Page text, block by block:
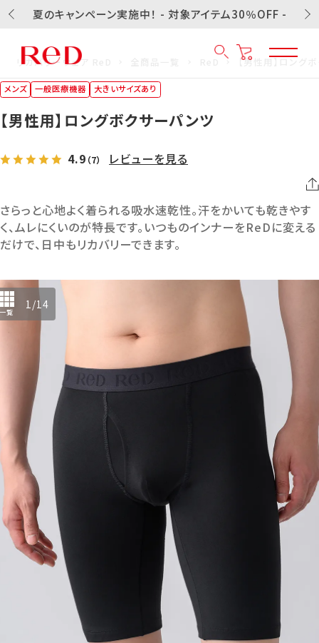
夏のキャンペーン実施中！ - 対象アイテム30％OFF -
リカバリーウェア ReD 【男性用】ロング
メンズ 一般医療機器 大きいサイズあり
【男性用】ロングボクサーパンツ
4.9 （7） レビューを見る
さらっと心地よく着られる吸水速乾性。汗をかいても乾きやす
く、ムレにくいのが特長です。いつものインナーをReDに変える
だけで、日中もリカバリーできます。
一覧
1/14